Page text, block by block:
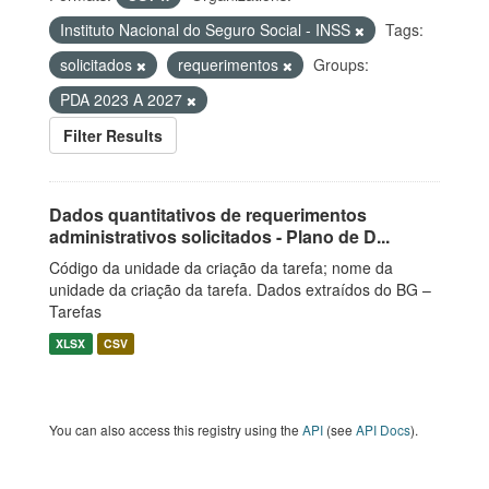
Instituto Nacional do Seguro Social - INSS
Tags:
solicitados
requerimentos
Groups:
PDA 2023 A 2027
Filter Results
Dados quantitativos de requerimentos
administrativos solicitados - Plano de D...
Código da unidade da criação da tarefa; nome da
unidade da criação da tarefa. Dados extraídos do BG –
Tarefas
XLSX CSV
You can also access this registry using the API (see API Docs).